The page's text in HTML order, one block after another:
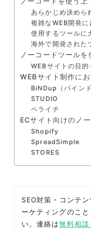
あらかじめ決めら
複雑なWEB開発
使用するツールに
海外で開発された
ノーコードツール
WEBサイトの目的
WEBサイト制作に
BiNDup（バイン
STUDIO
ペライチ
ECサイト向けのノ
Shopify
SpreadSimple
STORES
SEO対策・コンテ
ーケティングのこ
い。連絡は無料相